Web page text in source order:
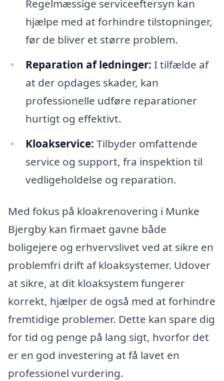
Regelmæssige serviceeftersyn kan
hjælpe med at forhindre tilstopninger,
før de bliver et større problem.
Reparation af ledninger: I tilfælde af
at der opdages skader, kan
professionelle udføre reparationer
hurtigt og effektivt.
Kloakservice: Tilbyder omfattende
service og support, fra inspektion til
vedligeholdelse og reparation.
Med fokus på kloakrenovering i Munke
Bjergby kan firmaet gavne både
boligejere og erhvervslivet ved at sikre en
problemfri drift af kloaksystemer. Udover
at sikre, at dit kloaksystem fungerer
korrekt, hjælper de også med at forhindre
fremtidige problemer. Dette kan spare dig
for tid og penge på lang sigt, hvorfor det
er en god investering at få lavet en
professionel vurdering.